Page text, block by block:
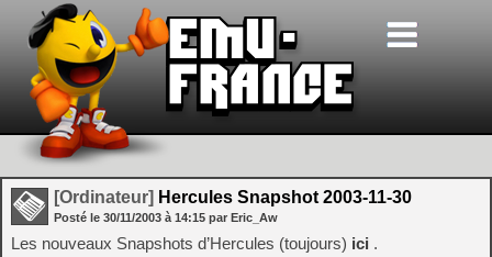
[Ordinateur] Hercules Snapshot 2003-11-30
Posté le 30/11/2003 à 14:15 par Eric_Aw
Les nouveaux Snapshots d’Hercules (toujours) ici .